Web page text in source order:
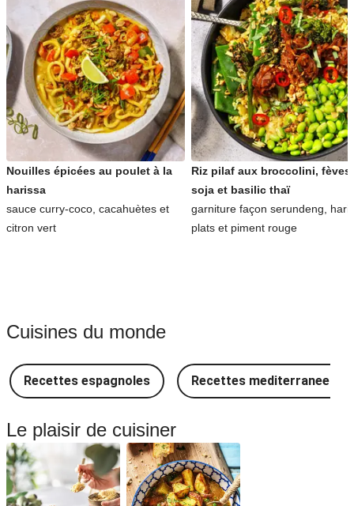
Nouilles épicées au poulet à la
harissa
sauce curry-coco, cacahuètes et
citron vert
Riz pilaf aux broccolini, fèves
soja et basilic thaï
garniture façon serundeng,
plats et piment rouge
Cuisines du monde
Recettes espagnoles Recettes
Le plaisir de cuisiner